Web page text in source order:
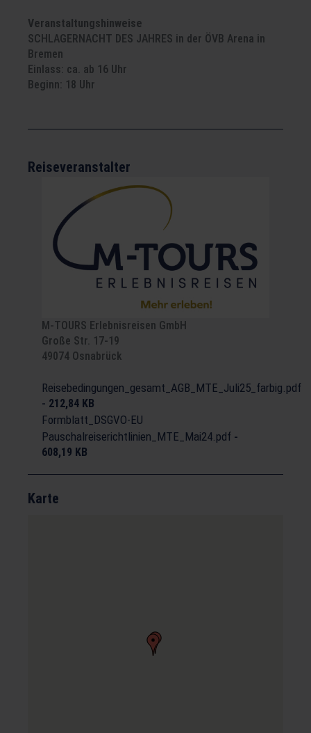
Veranstaltungshinweise
SCHLAGERNACHT DES JAHRES in der ÖVB Arena in
Bremen
Einlass: ca. ab 16 Uhr
Beginn: 18 Uhr
Reiseveranstalter
M-TOURS Erlebnisreisen GmbH
Große Str. 17-19
49074 Osnabrück
Reisebedingungen_gesamt_AGB_MTE_Juli25_farbig.pdf
- 212,84 KB
Formblatt_DSGVO-EU
Pauschalreiserichtlinien_MTE_Mai24.pdf -
608,19 KB
Karte